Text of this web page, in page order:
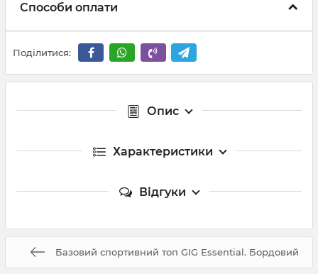
Способи оплати
Поділитися:
Опис
Характеристики
Відгуки
Базовий спортивний топ GIG Essential. Бордовий